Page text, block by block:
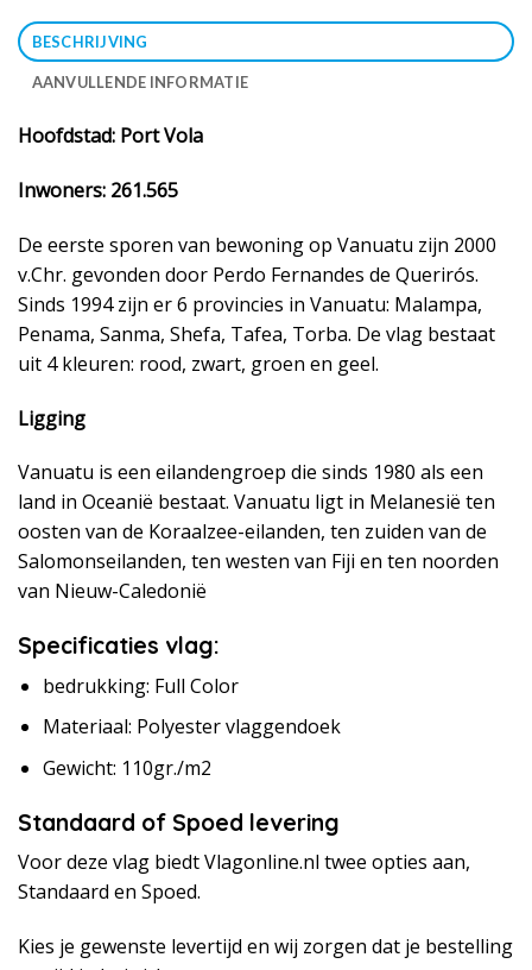
BESCHRIJVING
AANVULLENDE INFORMATIE
Hoofdstad: Port Vola
Inwoners: 261.565
De eerste sporen van bewoning op Vanuatu zijn 2000
v.Chr. gevonden door Perdo Fernandes de Querirós.
Sinds 1994 zijn er 6 provincies in Vanuatu: Malampa,
Penama, Sanma, Shefa, Tafea, Torba. De vlag bestaat
uit 4 kleuren: rood, zwart, groen en geel.
Ligging
Vanuatu is een eilandengroep die sinds 1980 als een
land in Oceanië bestaat. Vanuatu ligt in Melanesië ten
oosten van de Koraalzee-eilanden, ten zuiden van de
Salomonseilanden, ten westen van Fiji en ten noorden
van Nieuw-Caledonië
Specificaties vlag:
bedrukking: Full Color
Materiaal: Polyester vlaggendoek
Gewicht: 110gr./m2
Standaard of Spoed levering
Voor deze vlag biedt Vlagonline.nl twee opties aan,
Standaard en Spoed.
Kies je gewenste levertijd en wij zorgen dat je bestelling